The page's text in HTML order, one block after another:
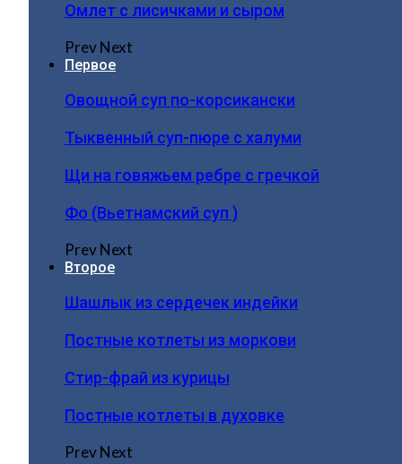
Омлет с лисичками и сыром
PrevNext
Первое
Овощной суп по-корсикански
Тыквенный суп-пюре с халуми
Щи на говяжьем ребре с гречкой
Фо (Вьетнамский суп )
PrevNext
Второе
Шашлык из сердечек индейки
Постные котлеты из моркови
Стир-фрай из курицы
Постные котлеты в духовке
PrevNext